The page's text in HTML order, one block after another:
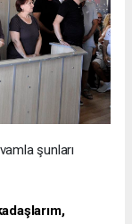
şunları